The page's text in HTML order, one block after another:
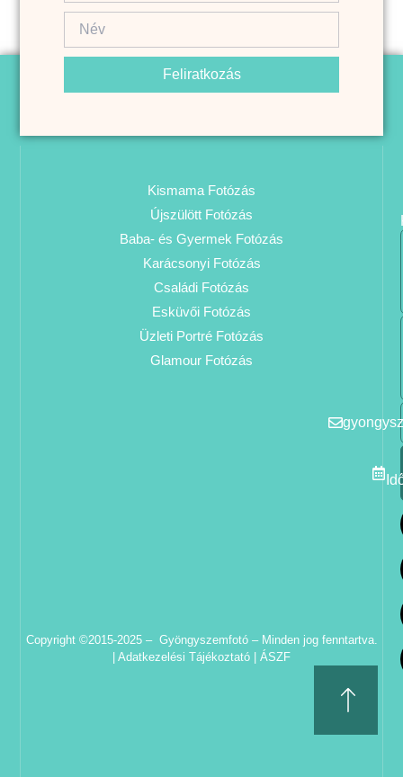
Feliratkozás
Kismama Fotózás
Újszülött Fotózás
Baba- és Gyermek Fotózás
Karácsonyi Fotózás
Családi Fotózás
Esküvői Fotózás
Üzleti Portré Fotózás
Glamour Fotózás
Copyright ©2015-2025 – Gyöngyszemfotó – Minden jog fenntartva.
Adatkezelési Tájékoztató ÁSZF